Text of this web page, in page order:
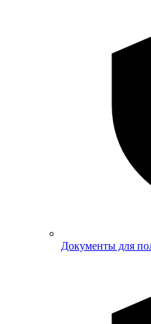
Документы для